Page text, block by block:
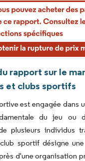
rapport sur le
et clubs sportifs
est engagée dans
du jeu ou
plusieurs individus
sportif désigne
d'une organisation